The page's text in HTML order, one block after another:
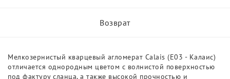
Возврат
Мелкозернистый кварцевый агломерат Calais (E03 - Калаис)
отличается однородным цветом с волнистой поверхностью
под фактуру сланца, а также высокой прочностью и